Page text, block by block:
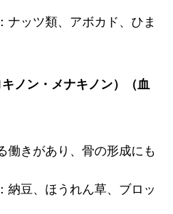
ナッツ類、アボカド、ひま
ノン・メナキノン）（血
働きがあり、骨の形成にも
納豆、ほうれん草、ブロッ